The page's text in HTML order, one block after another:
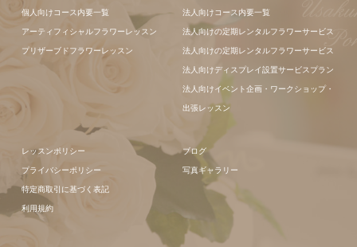
ンジメント
個人向けコース内要一覧
アーティフィシャルフラワーレッスン
プリザーブドフラワーレッスン
法人向けコース内要一覧
法人向けの定期レンタルフラワーサービス
法人向けの定期レンタルフラワーサービス
法人向けディスプレイ設置サービスプラン
法人向けイベント企画・ワークショップ・
出張レッスン
レッスンポリシー
プライバシーポリシー
特定商取引に基づく表記
利用規約
ブログ
写真ギャラリー